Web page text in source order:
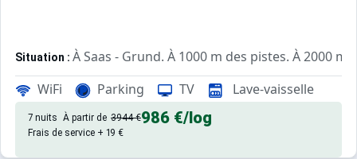
Situation : À Saas - Grund. À 1000 m des pistes. À 2000
Appartement de particulier : d'excellente qualité, de 60 m²
WiFi Parking TV Lave-vaisselle
7 nuits À partir de 3944 €986 €/log
Frais de service + 19 €